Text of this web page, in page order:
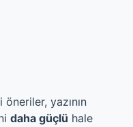
öneriler, yazının
daha güçlü hale